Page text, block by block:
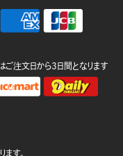
注文日から3日間となります
す。